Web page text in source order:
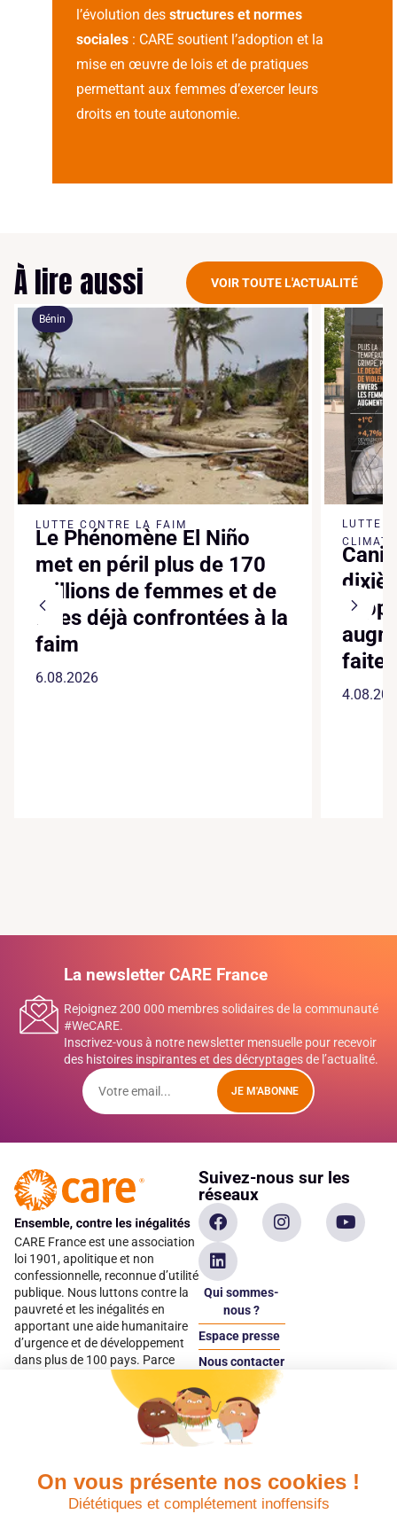
On vous présente nos cookies !
Diététiques et complétement inoffensifs
l’évolution des structures et normes
sociales : CARE soutient l’adoption et la
mise en œuvre de lois et de pratiques
permettant aux femmes d’exercer leurs
droits en toute autonomie.
À lire aussi VOIR TOUTE L'ACTUALITÉ
Bénin
LUTTE CONTRE LA FAIM
Le Phénomène El Niño
met en péril plus de 170
millions de femmes et de
filles déjà confrontées à la
faim
6.08.2026
LUTTE
La newsletter CARE France
Rejoignez 200 000 membres solidaires de la communauté
#WeCARE.
Inscrivez-vous à notre newsletter mensuelle pour recevoir
des histoires inspirantes et des décryptages de l’actualité.
JE M'ABONNE
CARE France est une association
loi 1901, apolitique et non
confessionnelle, reconnue d’utilité
publique. Nous luttons contre la
pauvreté et les inégalités en
apportant une aide humanitaire
d’urgence et de développement
dans plus de 100 pays. Parce
qu’elles sont les premières
victimes des inégalités, CARE met
les femmes et les filles au cœur
Suivez-nous sur les
réseaux
Qui sommes-
nous ?
Espace presse
Nous contacter
Espace
donateur
Quels avantages fiscaux ?
Chaque don effectué à une
Donner en confiance
Vos dons sont